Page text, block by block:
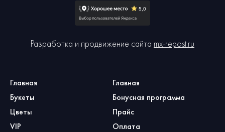
Главная
Букеты
Цветы
VIP
Главная
Бонусная программа
Прайс
Оплата
Разработка и продвижение сайта mx-repost.ru